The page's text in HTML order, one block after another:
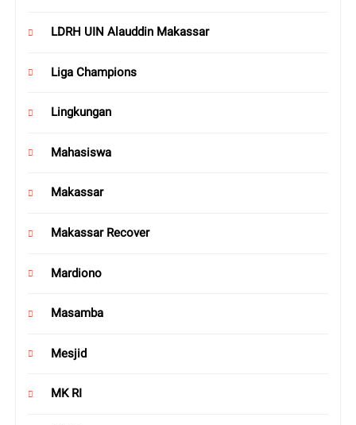
LDRH UIN Alauddin Makassar
Liga Champions
Lingkungan
Mahasiswa
Makassar
Makassar Recover
Mardiono
Masamba
Mesjid
MK RI